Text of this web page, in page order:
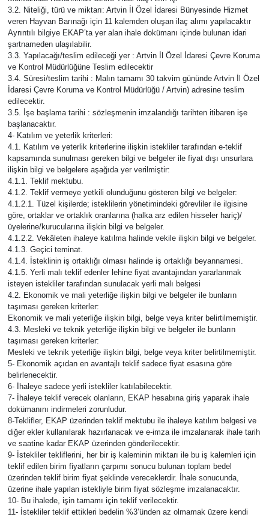
3.2. Niteliği, türü ve miktarı​: Artvin İl Özel İdaresi Bünyesinde Hizmet
veren Hayvan Barınağı için 11 kalemden oluşan ilaç alımı yapılacaktır
Ayrıntılı bilgiye EKAP’ta yer alan ihale dokümanı içinde bulunan idari
şartnameden ulaşılabilir.
3.3. Yapılacağı/teslim edileceği yer : Artvin İl Özel İdaresi Çevre Koruma
ve Kontrol Müdürlüğüne Teslim edilecektir
3.4. Süresi/teslim tarihi ​: Malın tamamı 30 takvim gününde Artvin İl Özel
İdaresi Çevre Koruma ve Kontrol Müdürlüğü / Artvin) adresine teslim
edilecektir.
3.5. İşe başlama tarihi ​: sözleşmenin imzalandığı tarihten itibaren işe
başlanacaktır.
4- Katılım ve yeterlik kriterleri:
4.1. Katılım ve yeterlik kriterlerine ilişkin istekliler tarafından e-teklif
kapsamında sunulması gereken bilgi ve belgeler ile fiyat dışı unsurlara
ilişkin bilgi ve belgelere aşağıda yer verilmiştir:
4.1.1. Teklif mektubu.
4.1.2. Teklif vermeye yetkili olunduğunu gösteren bilgi ve belgeler:
4.1.2.1. Tüzel kişilerde; isteklilerin yönetimindeki görevliler ile ilgisine
göre, ortaklar ve ortaklık oranlarına (halka arz edilen hisseler hariç)/
üyelerine/kurucularına ilişkin bilgi ve belgeler.
4.1.2.2. Vekâleten ihaleye katılma halinde vekile ilişkin bilgi ve belgeler.
4.1.3. Geçici teminat.
4.1.4. İsteklinin iş ortaklığı olması halinde iş ortaklığı beyannamesi.
4.1.5. Yerli malı teklif edenler lehine fiyat avantajından yararlanmak
isteyen istekliler tarafından sunulacak yerli malı belgesi
4.2. Ekonomik ve mali yeterliğe ilişkin bilgi ve belgeler ile bunların
taşıması gereken kriterler:
Ekonomik ve mali yeterliğe ilişkin bilgi, belge veya kriter belirtilmemiştir.
4.3. Mesleki ve teknik yeterliğe ilişkin bilgi ve belgeler ile bunların
taşıması gereken kriterler:
Mesleki ve teknik yeterliğe ilişkin bilgi, belge veya kriter belirtilmemiştir.
5- Ekonomik açıdan en avantajlı teklif sadece fiyat esasına göre
belirlenecektir.
6- İhaleye sadece yerli istekliler katılabilecektir.
7- İhaleye teklif verecek olanların, EKAP hesabına giriş yaparak ihale
dokümanını indirmeleri zorunludur.
8-Teklifler, EKAP üzerinden teklif mektubu ile ihaleye katılım belgesi ve
diğer ekler kullanılarak hazırlanacak ve e-imza ile imzalanarak ihale tarih
ve saatine kadar EKAP üzerinden gönderilecektir.
9- İstekliler tekliflerini, her bir iş kaleminin miktarı ile bu iş kalemleri için
teklif edilen birim fiyatların çarpımı sonucu bulunan toplam bedel
üzerinden teklif birim fiyat şeklinde vereceklerdir. İhale sonucunda,
üzerine ihale yapılan istekliyle birim fiyat sözleşme imzalanacaktır.
10- Bu ihalede, işin tamamı için teklif verilecektir.
11- İstekliler teklif ettikleri bedelin %3’ünden az olmamak üzere kendi